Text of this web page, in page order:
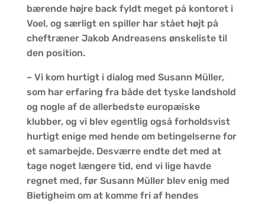
bærende højre back fyldt meget på kontoret i
Voel, og særligt en spiller har stået højt på
cheftræner Jakob Andreasens ønskeliste til
den position.
– Vi kom hurtigt i dialog med Susann Müller,
som har erfaring fra både det tyske landshold
og nogle af de allerbedste europæiske
klubber, og vi blev egentlig også forholdsvist
hurtigt enige med hende om betingelserne for
et samarbejde. Desværre endte det med at
tage noget længere tid, end vi lige havde
regnet med, før Susann Müller blev enig med
Bietigheim om at komme fri af hendes